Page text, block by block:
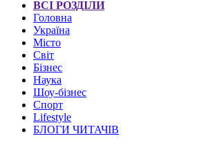
ВСІ РОЗДІЛИ
Головна
Україна
Місто
Світ
Бізнес
Наука
Шоу-бізнес
Спорт
Lifestyle
БЛОГИ ЧИТАЧІВ